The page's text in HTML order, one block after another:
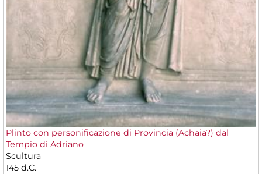
Plinto con personificazione di Provincia (Achaia?) dal
Tempio di Adriano
Scultura
145 d.C.